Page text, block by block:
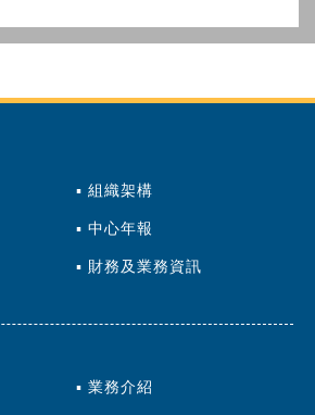
組織架構
中心年報
財務及業務資訊
業務介紹